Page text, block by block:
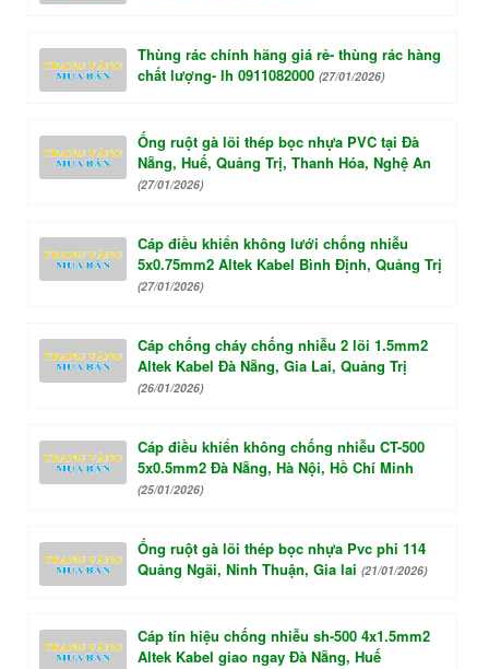
Thùng rác chính hãng giá rẻ- thùng rác hàng
chất lượng- lh 0911082000 (27/01/2026)
Ống ruột gà lõi thép bọc nhựa PVC tại Đà
Nẵng, Huế, Quảng Trị, Thanh Hóa, Nghệ An
(27/01/2026)
Cáp điều khiển không lưới chống nhiễu
5x0.75mm2 Altek Kabel Bình Định, Quảng Trị
(27/01/2026)
Cáp chống cháy chống nhiễu 2 lõi 1.5mm2
Altek Kabel Đà Nẵng, Gia Lai, Quảng Trị
(26/01/2026)
Cáp điều khiển không chống nhiễu CT-500
5x0.5mm2 Đà Nẵng, Hà Nội, Hồ Chí Minh
(25/01/2026)
Ống ruột gà lõi thép bọc nhựa Pvc phi 114
Quảng Ngãi, Ninh Thuận, Gia lai (21/01/2026)
Cáp tín hiệu chống nhiễu sh-500 4x1.5mm2
Altek Kabel giao ngay Đà Nẵng, Huế